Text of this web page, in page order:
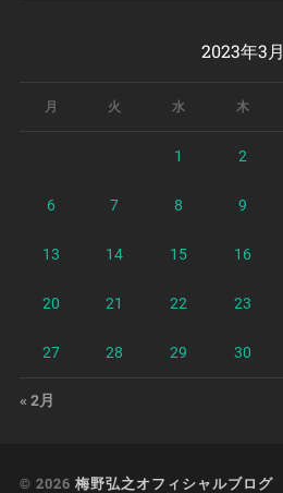
2023年3月
月 火 水 木
1 2
6 7 8 9
13 14 15 16
20 21 22 23
27 28 29 30
« 2月
© 2026 梅野弘之オフィシャルブログ